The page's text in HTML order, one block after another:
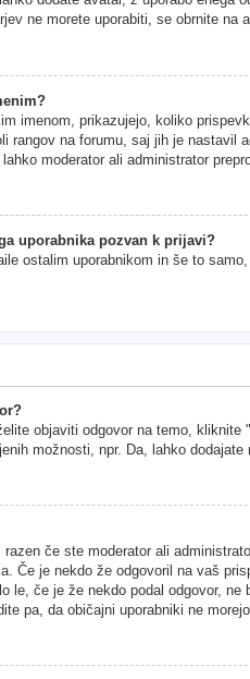
ne morete uporabiti, se obrnite na
imenom, prikazujejo, koliko
rangov na forumu, saj jih je
moderator ali administrator
uporabnika pozvan k prijavi?
ostalim uporabnikom in še to
objaviti odgovor na temo,
možnosti, npr. Da, lahko dodajate
če ste moderator ali
Če je nekdo že odgovoril na vaš
le, če je že nekdo podal odgovor,
pa, da običajni uporabniki ne